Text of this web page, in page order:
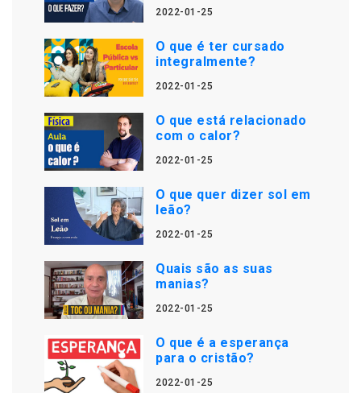
2022-01-25
O que é ter cursado
integralmente?
2022-01-25
O que está relacionado
com o calor?
2022-01-25
O que quer dizer sol em
leão?
2022-01-25
Quais são as suas
manias?
2022-01-25
O que é a esperança
para o cristão?
2022-01-25